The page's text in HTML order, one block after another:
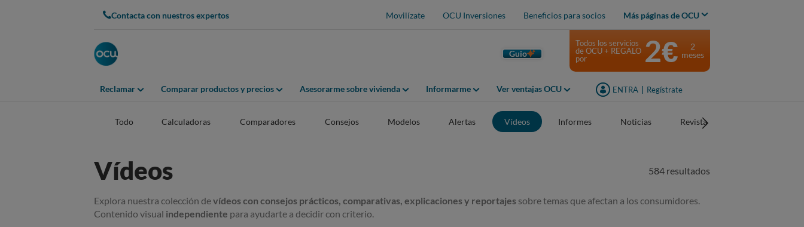
Contacta con nuestros expertos Movilízate OCU Inversiones Beneficios para socios Más páginas de OCU
Guio
Reclamar Comparar productos y precios Asesorarme sobre vivienda Informarme Ver ventajas OCU ENTRA Regístrate
Todos los servicios
de OCU + REGALO
por
2€
2
meses
Todo Calculadoras Comparadores Consejos Modelos Alertas Vídeos Informes Noticias Revistas
Vídeos 584 resultados
Explora nuestra colección devídeos con consejos prácticos, comparativas, explicaciones y reportajes sobre temas que afectan a los consumidores.
Contenido visual independiente para ayudarte a decidir con criterio.